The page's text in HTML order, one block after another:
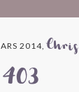
2014,Chris
403